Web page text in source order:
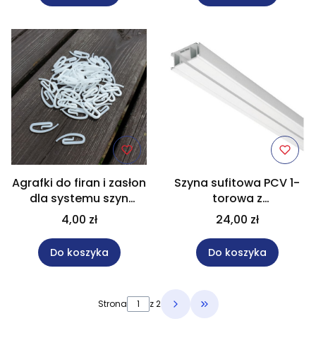
Agrafki do firan i zasłon
dla systemu szyn
aluminiowych - 10 sztuk
4,00 zł
Do koszyka
Szyna sufitowa PCV 1-
torowa z
wyposażeniem
24,00 zł
Do koszyka
Strona z 2 Przejdź do ostatniej